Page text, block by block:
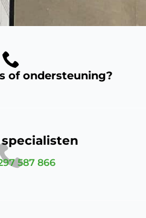
of ondersteuning?
587 866